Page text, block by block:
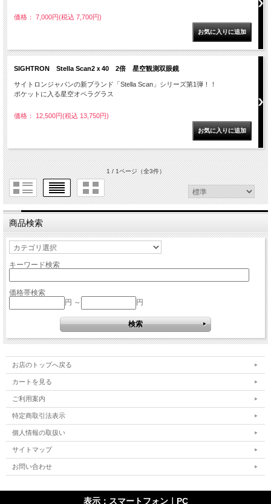
価格： 7,000円(税込 7,700円)
SIGHTRON Stella Scan2ｘ40 2倍 星空観測双眼鏡
サイトロンジャパンの新ブランド「Stella Scan」シリーズ第1弾！！
ポケットに入る星空オペラグラス
価格： 12,500円(税込 13,750円)
1 / 1ページ（全3件）
商品検索
キーワード検索
価格帯検索
円 ～
円
お店のトップへ戻る
カートを見る
ご利用案内
特定商取引法表示
個人情報の取扱い
サイトマップ
お問い合わせ
表示：スマートフォン｜ PC